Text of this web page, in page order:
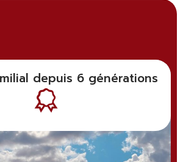
depuis 6 générations